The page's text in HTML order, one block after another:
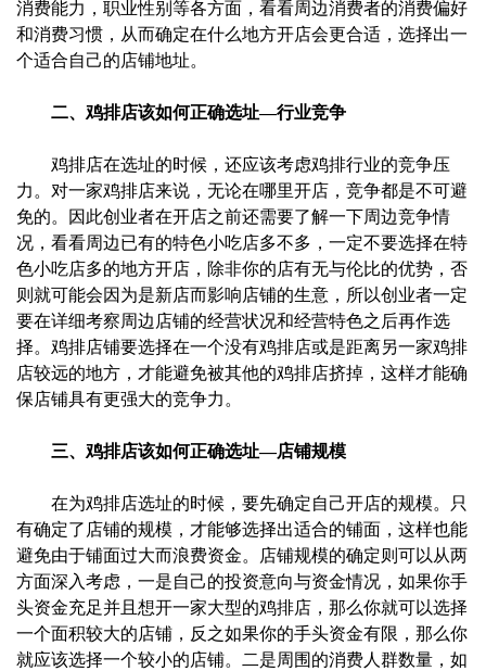
消费能力，职业性别等各方面，看看周边消费者的消费偏好
和消费习惯，从而确定在什么地方开店会更合适，选择出一
个适合自己的店铺地址。
二、鸡排店该如何正确选址—行业竞争
鸡排店在选址的时候，还应该考虑鸡排行业的竞争压
力。对一家鸡排店来说，无论在哪里开店，竞争都是不可避
免的。因此创业者在开店之前还需要了解一下周边竞争情
况，看看周边已有的特色小吃店多不多，一定不要选择在特
色小吃店多的地方开店，除非你的店有无与伦比的优势，否
则就可能会因为是新店而影响店铺的生意，所以创业者一定
要在详细考察周边店铺的经营状况和经营特色之后再作选
择。鸡排店铺要选择在一个没有鸡排店或是距离另一家鸡排
店较远的地方，才能避免被其他的鸡排店挤掉，这样才能确
保店铺具有更强大的竞争力。
三、鸡排店该如何正确选址—店铺规模
在为鸡排店选址的时候，要先确定自己开店的规模。只
有确定了店铺的规模，才能够选择出适合的铺面，这样也能
避免由于铺面过大而浪费资金。店铺规模的确定则可以从两
方面深入考虑，一是自己的投资意向与资金情况，如果你手
头资金充足并且想开一家大型的鸡排店，那么你就可以选择
一个面积较大的店铺，反之如果你的手头资金有限，那么你
就应该选择一个较小的店铺。二是周围的消费人群数量，如